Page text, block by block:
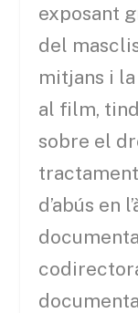
exposant
del
mitjans i
al film,
sobre el
d’abús en